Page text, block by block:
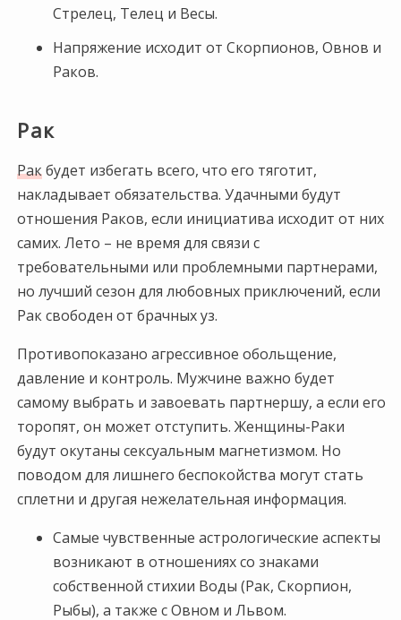
Стрелец, Телец и Весы.
Напряжение исходит от Скорпионов, Овнов и
Раков.
Рак
Ракбудет избегать всего, что его тяготит,
накладывает обязательства. Удачными будут
отношения Раков, если инициатива исходит от них
самих. Лето – не время для связи с
требовательными или проблемными партнерами,
но лучший сезон для любовных приключений, если
Рак свободен от брачных уз.
Противопоказано агрессивное обольщение,
давление и контроль. Мужчине важно будет
самому выбрать и завоевать партнершу, а если его
торопят, он может отступить. Женщины-Раки
будут окутаны сексуальным магнетизмом. Но
поводом для лишнего беспокойства могут стать
сплетни и другая нежелательная информация.
Самые чувственные астрологические аспекты
возникают в отношениях со знаками
собственной стихии Воды (Рак, Скорпион,
Рыбы), а также с Овном и Львом.